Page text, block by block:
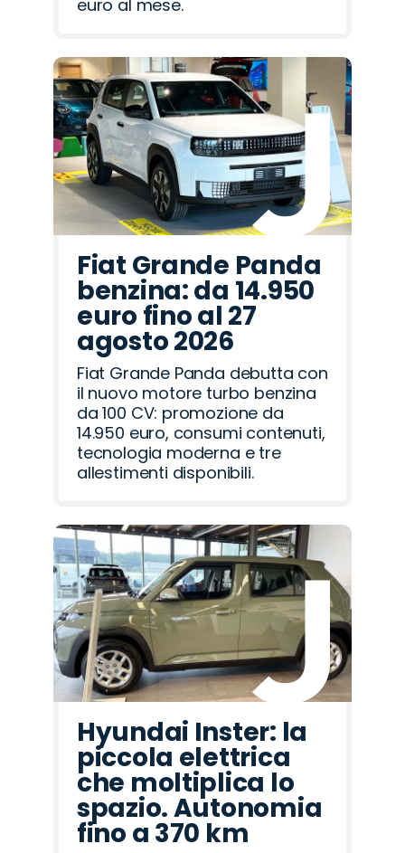
euro al mese.
Fiat Grande Panda
benzina: da 14.950
euro fino al 27
agosto 2026
Fiat Grande Panda debutta con
il nuovo motore turbo benzina
da 100 CV: promozione da
14.950 euro, consumi contenuti,
tecnologia moderna e tre
allestimenti disponibili.
Hyundai Inster: la
piccola elettrica
che moltiplica lo
spazio. Autonomia
fino a 370 km